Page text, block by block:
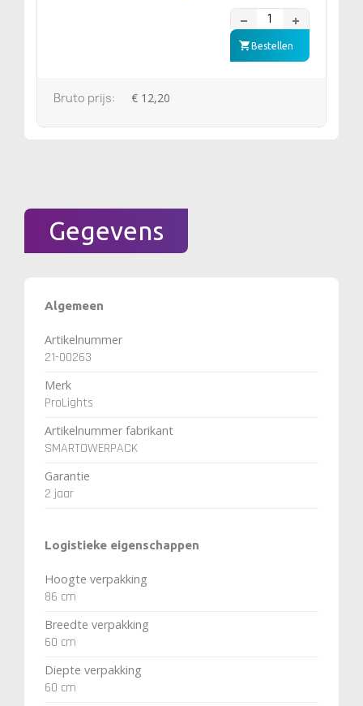
Bestellen
Bruto prijs: € 12,20
Gegevens
Algemeen
Artikelnummer
21-00263
Merk
ProLights
Artikelnummer fabrikant
SMARTOWERPACK
Garantie
2 jaar
Logistieke eigenschappen
Hoogte verpakking
86 cm
Breedte verpakking
60 cm
Diepte verpakking
60 cm